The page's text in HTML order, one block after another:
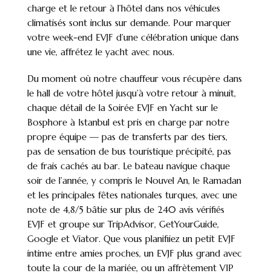
charge et le retour à l’hôtel dans nos véhicules
climatisés sont inclus sur demande. Pour marquer
votre week-end EVJF d’une célébration unique dans
une vie, affrétez le yacht avec nous.
Du moment où notre chauffeur vous récupère dans
le hall de votre hôtel jusqu’à votre retour à minuit,
chaque détail de la Soirée EVJF en Yacht sur le
Bosphore à Istanbul est pris en charge par notre
propre équipe — pas de transferts par des tiers,
pas de sensation de bus touristique précipité, pas
de frais cachés au bar. Le bateau navigue chaque
soir de l’année, y compris le Nouvel An, le Ramadan
et les principales fêtes nationales turques, avec une
note de 4,8/5 bâtie sur plus de 240 avis vérifiés
EVJF et groupe sur TripAdvisor, GetYourGuide,
Google et Viator. Que vous planifiiez un petit EVJF
intime entre amies proches, un EVJF plus grand avec
toute la cour de la mariée, ou un affrètement VIP